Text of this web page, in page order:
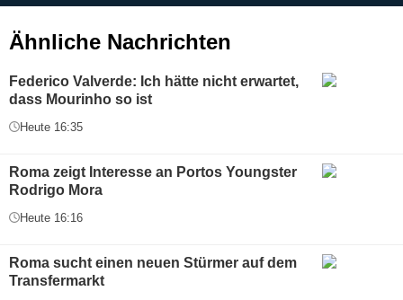
Ähnliche Nachrichten
Federico Valverde: Ich hätte nicht erwartet,
dass Mourinho so ist
Heute 16:35
Roma zeigt Interesse an Portos Youngster
Rodrigo Mora
Heute 16:16
Roma sucht einen neuen Stürmer auf dem
Transfermarkt